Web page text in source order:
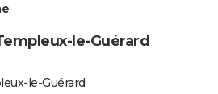
le-Guérard
le-Guérard